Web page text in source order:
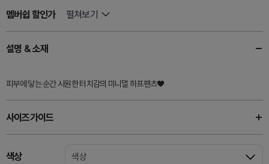
멤버쉽 할인가
펼쳐보기
설명 & 소재
피부에 닿는 순간 시원한 터치감의 미니멀 하프팬츠♥
사이즈가이드
색상 색상